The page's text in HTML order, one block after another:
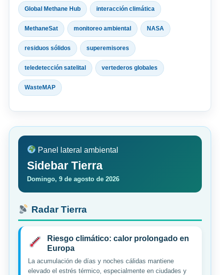
Global Methane Hub interacción climática
MethaneSat monitoreo ambiental NASA
residuos sólidos superemisores
teledetección satelital vertederos globales
WasteMAP
Panel lateral ambiental
Sidebar Tierra
Domingo, 9 de agosto de 2026
Radar Tierra
Riesgo climático: calor prolongado en
Europa
La acumulación de días y noches cálidas mantiene
elevado el estrés térmico, especialmente en ciudades y